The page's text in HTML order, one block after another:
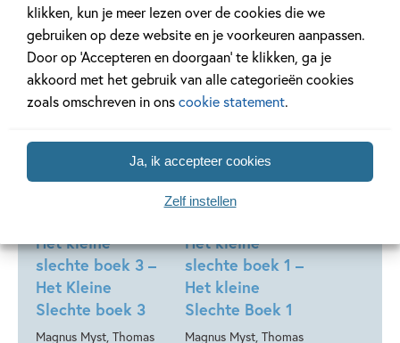
klikken, kun je meer lezen over de cookies die we
gebruiken op deze website en je voorkeuren aanpassen.
Door op ‘Accepteren en doorgaan’ te klikken, ga je
akkoord met het gebruik van alle categorieën cookies
zoals omschreven in onscookie statement.
Ja, ik accepteer cookies
Zelf instellen
Deel 3
Het kleine
slechte boek 3 –
Het Kleine
Slechte boek 3
Magnus Myst, Thomas
Deel 1
Het kleine
slechte boek 1 –
Het kleine
Slechte Boek 1
Magnus Myst, Thomas
15 99
Hardcover